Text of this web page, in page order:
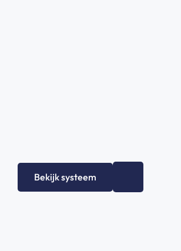
Bekijk systeem